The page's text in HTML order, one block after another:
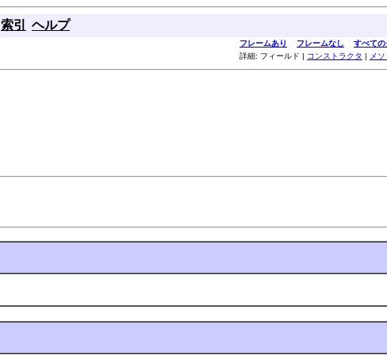
索引 ヘルプ
フレームあり フレームなし
すべての
詳細: フィールド | コンストラクタ | メ